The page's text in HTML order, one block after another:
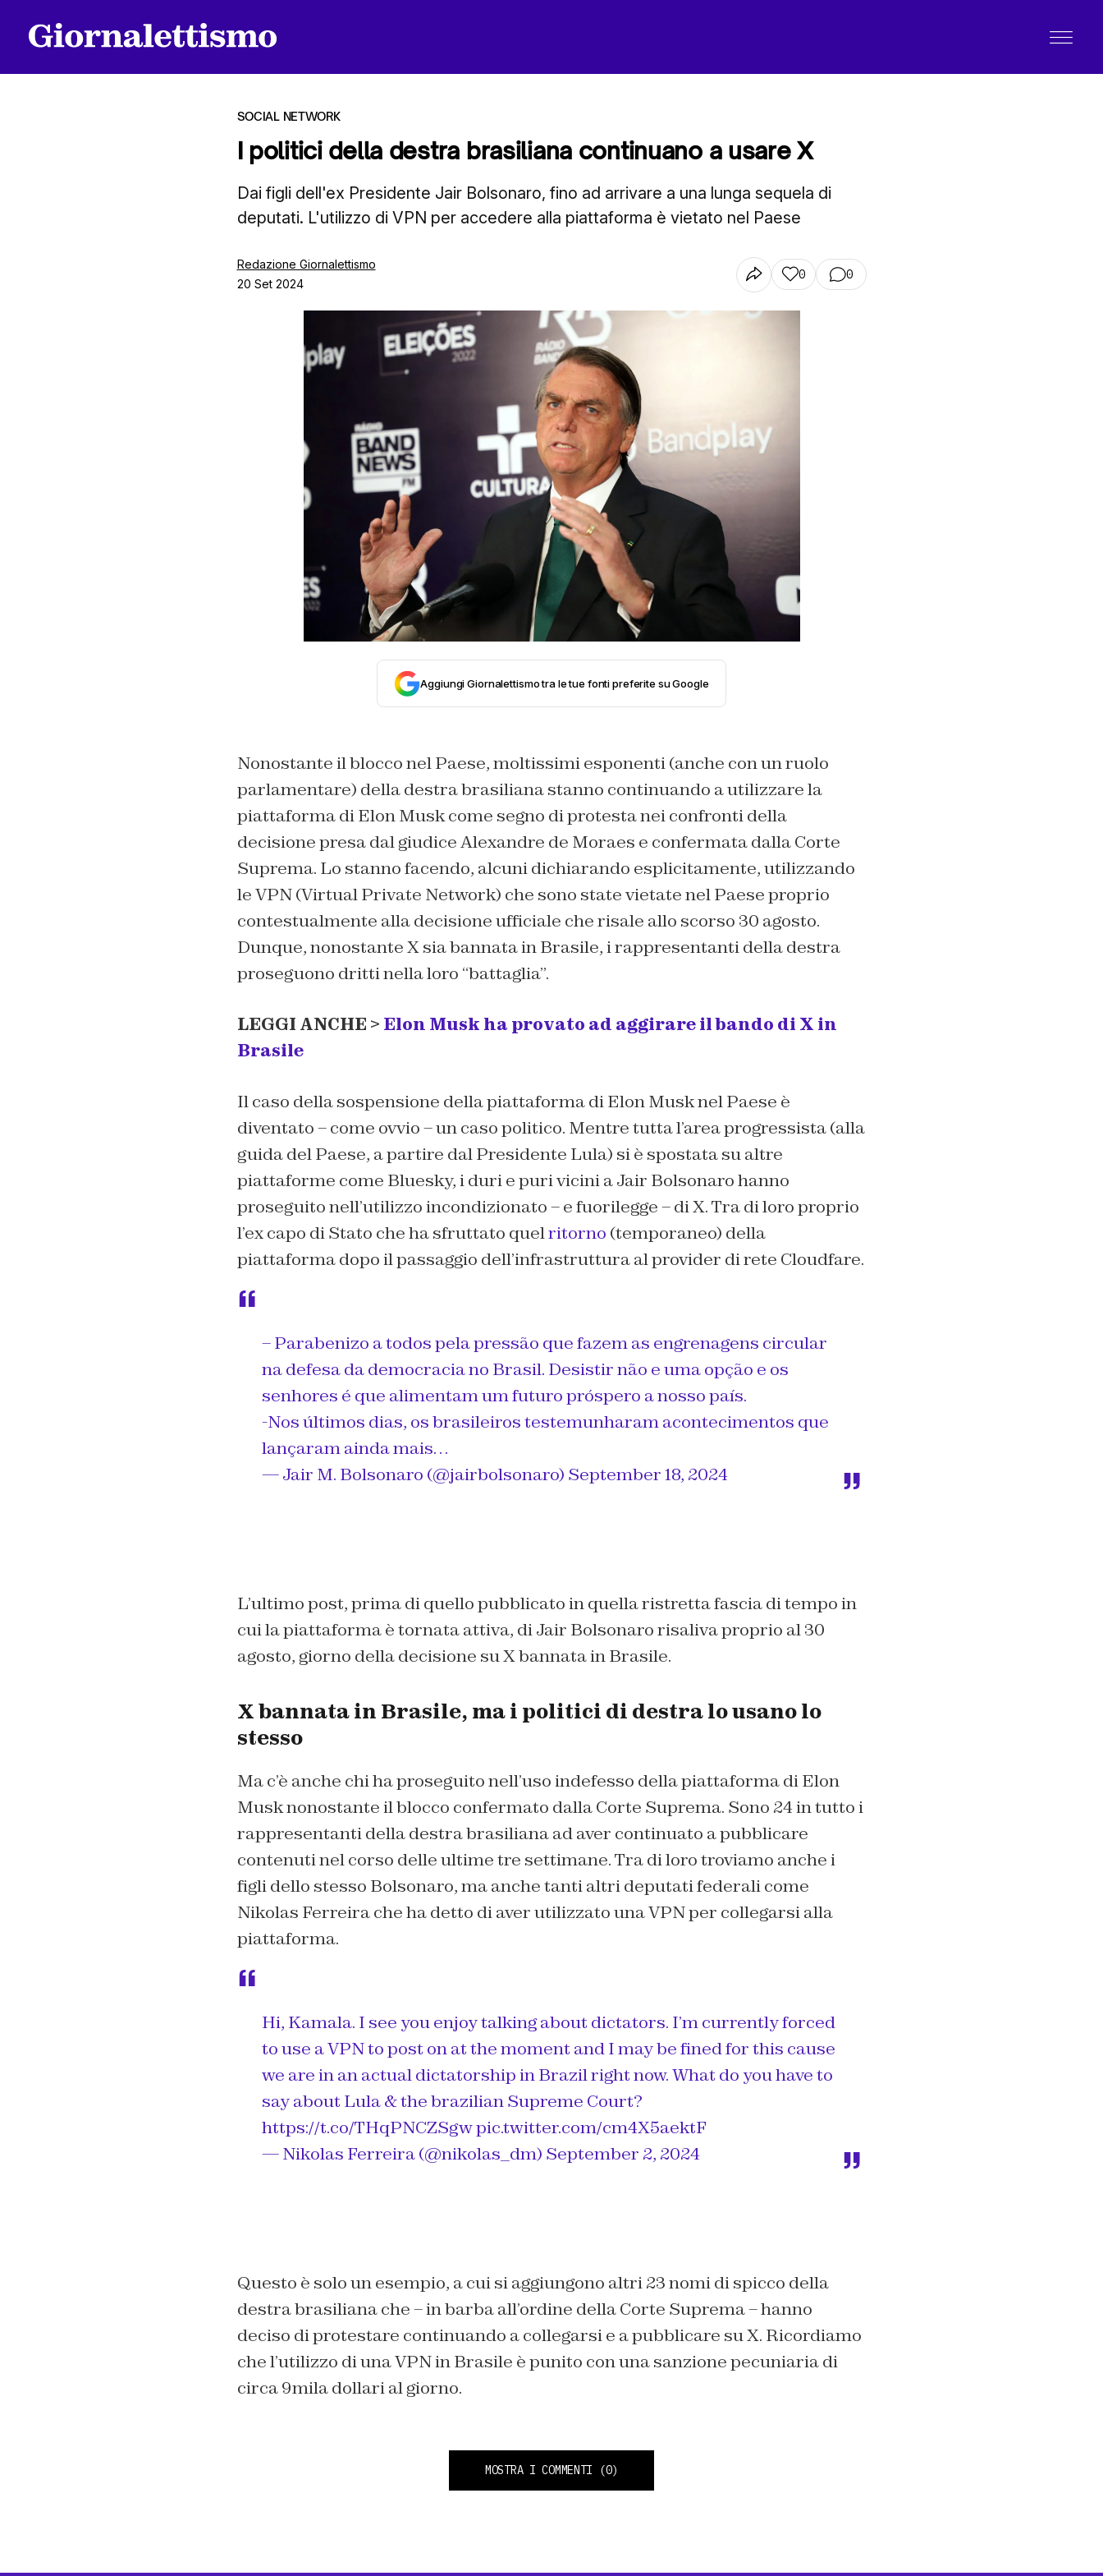
SOCIAL NETWORK
I politici della destra brasiliana continuano a usare X
Dai figli dell'ex Presidente Jair Bolsonaro, fino ad arrivare a una lunga sequela di
deputati. L'utilizzo di VPN per accedere alla piattaforma è vietato nel Paese
Redazione Giornalettismo
20 Set 2024
0 0
Aggiungi Giornalettismo tra le tue fonti preferite su Google
Nonostante il blocco nel Paese, moltissimi esponenti (anche con un ruolo
parlamentare) della destra brasiliana stanno continuando a utilizzare la
piattaforma di Elon Musk come segno di protesta nei confronti della
decisione presa dal giudice Alexandre de Moraes e confermata dalla Corte
Suprema. Lo stanno facendo, alcuni dichiarando esplicitamente, utilizzando
le VPN (Virtual Private Network) che sono state vietate nel Paese proprio
contestualmente alla decisione ufficiale che risale allo scorso 30 agosto.
Dunque, nonostante X sia bannata in Brasile, i rappresentanti della destra
proseguono dritti nella loro “battaglia”.
LEGGI ANCHE > Elon Musk ha provato ad aggirare il bando di X in
Brasile
Il caso della sospensione della piattaforma di Elon Musk nel Paese è
diventato – come ovvio – un caso politico. Mentre tutta l’area progressista (alla
guida del Paese, a partire dal Presidente Lula) si è spostata su altre
piattaforme come Bluesky, i duri e puri vicini a Jair Bolsonaro hanno
proseguito nell’utilizzo incondizionato – e fuorilegge – di X. Tra di loro proprio
l’ex capo di Stato che ha sfruttato quelritorno (temporaneo) della
piattaforma dopo il passaggio dell’infrastruttura al provider di rete Cloudfare.
– Parabenizo a todos pela pressão que fazem as engrenagens circular
na defesa da democracia no Brasil. Desistir não e uma opção e os
senhores é que alimentam um futuro próspero a nosso país.
-Nos últimos dias, os brasileiros testemunharam acontecimentos que
lançaram ainda mais…
— Jair M. Bolsonaro (@jairbolsonaro) September 18, 2024
L’ultimo post, prima di quello pubblicato in quella ristretta fascia di tempo in
cui la piattaforma è tornata attiva, di Jair Bolsonaro risaliva proprio al 30
agosto, giorno della decisione su X bannata in Brasile.
X bannata in Brasile, ma i politici di destra lo usano lo
stesso
Ma c’è anche chi ha proseguito nell’uso indefesso della piattaforma di Elon
Musk nonostante il blocco confermato dalla Corte Suprema. Sono 24 in tutto i
rappresentanti della destra brasiliana ad aver continuato a pubblicare
contenuti nel corso delle ultime tre settimane. Tra di loro troviamo anche i
figli dello stesso Bolsonaro, ma anche tanti altri deputati federali come
Nikolas Ferreira che ha detto di aver utilizzato una VPN per collegarsi alla
piattaforma.
Hi, Kamala. I see you enjoy talking about dictators. I’m currently forced
to use a VPN to post on at the moment and I may be fined for this cause
we are in an actual dictatorship in Brazil right now. What do you have to
say about Lula & the brazilian Supreme Court?
https://t.co/THqPNCZSgwpic.twitter.com/cm4X5aektF
— Nikolas Ferreira (@nikolas_dm) September 2, 2024
Questo è solo un esempio, a cui si aggiungono altri 23 nomi di spicco della
destra brasiliana che – in barba all’ordine della Corte Suprema – hanno
deciso di protestare continuando a collegarsi e a pubblicare su X. Ricordiamo
che l’utilizzo di una VPN in Brasile è punito con una sanzione pecuniaria di
circa 9mila dollari al giorno.
MOSTRA I COMMENTI (0)